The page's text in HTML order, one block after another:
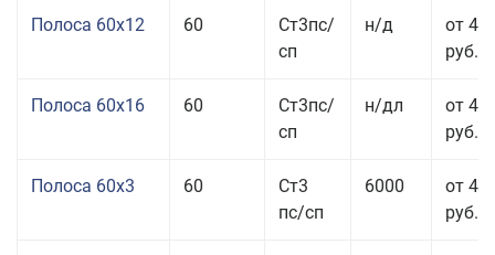
Полоса 60x12 60
Ст3пс/
сп
н/д
от 46
руб.
Полоса 60x16 60
Ст3пс/
сп
н/дл
от 48
руб.
Полоса 60x3 60
Ст3
пс/сп
6000
от 46
руб.